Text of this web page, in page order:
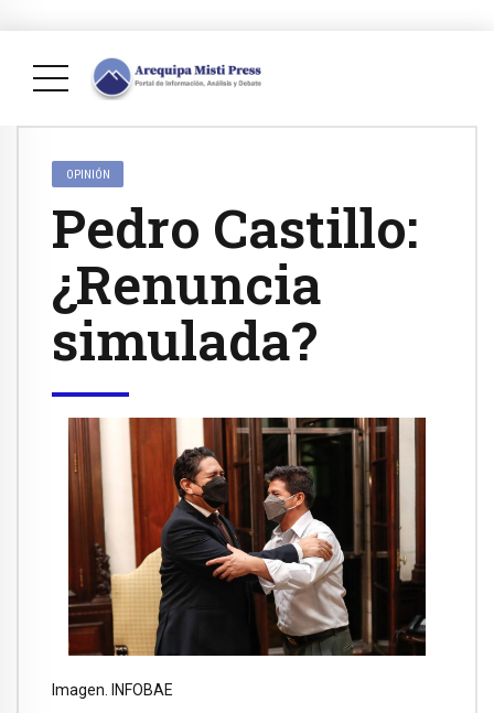
OPINIÓN
Pedro Castillo:
¿Renuncia
simulada?
Imagen. INFOBAE